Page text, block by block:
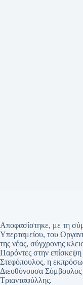
Αποφασίστηκε, με τη
Υπερταμείου, του
της νέας, σύγχρονης
Παρόντες στην
Στεφόπουλος, η
Διευθύνουσα
Τριανταφύλλης.